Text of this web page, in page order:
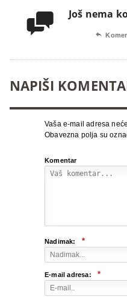
 Još nema

NAPIŠI
Vaša e-mail adresa
Obavezna polja su
Komentar
Nadimak: *
E-mail adresa: *